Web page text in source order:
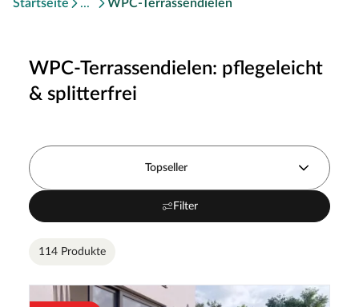
Startseite WPC-Terrassendielen
WPC-Terrassendielen: pflegeleicht
& splitterfrei
Topseller
Filter
114 Produkte